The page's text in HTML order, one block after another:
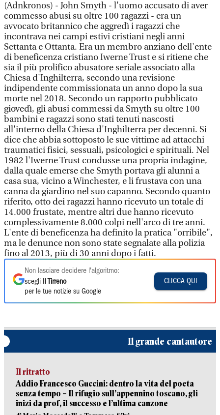
(Adnkronos) - John Smyth - l'uomo accusato di aver
commesso abusi su oltre 100 ragazzi - era un
avvocato britannico che aggredì i ragazzi che
incontrava nei campi estivi cristiani negli anni
Settanta e Ottanta. Era un membro anziano dell'ente
di beneficenza cristiano Iwerne Trust e si ritiene che
sia il più prolifico abusatore seriale associato alla
Chiesa d'Inghilterra, secondo una revisione
indipendente commissionata un anno dopo la sua
morte nel 2018. Secondo un rapporto pubblicato
giovedì, gli abusi commessi da Smyth su oltre 100
bambini e ragazzi sono stati tenuti nascosti
all'interno della Chiesa d'Inghilterra per decenni. Si
dice che abbia sottoposto le sue vittime ad attacchi
traumatici fisici, sessuali, psicologici e spirituali. Nel
1982 l'Iwerne Trust condusse una propria indagine,
dalla quale emerse che Smyth portava gli alunni a
casa sua, vicino a Winchester, e li frustava con una
canna da giardino nel suo capanno. Secondo quanto
riferito, otto dei ragazzi hanno ricevuto un totale di
14.000 frustate, mentre altri due hanno ricevuto
complessivamente 8.000 colpi nell'arco di tre anni.
L'ente di beneficenza ha definito la pratica "orribile",
ma le denunce non sono state segnalate alla polizia
fino al 2013, più di 30 anni dopo i fatti.
Non lasciare decidere l'algoritmo:
scegli
Il Tirreno
per le tue notizie su Google
CLICCA QUI
Il grande cantautore
Il ritratto
Addio Francesco Guccini: dentro la vita del poeta
senza tempo – Il rifugio sull’appennino toscano, gli
inizi da prof, il successo e l’ultima canzone